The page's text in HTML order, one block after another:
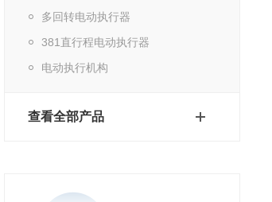
多回转电动执行器
381直行程电动执行器
电动执行机构
查看全部产品